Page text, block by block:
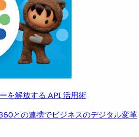
を解放する API 活用術
との連携でビジネスのデジタル変革